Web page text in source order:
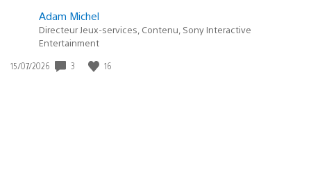
Adam Michel
Directeur Jeux-services, Contenu, Sony Interactive
Entertainment
Date
15/07/2026 3 16